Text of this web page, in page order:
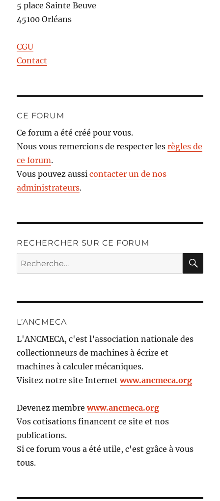
5 place Sainte Beuve
45100 Orléans
CGU
Contact
CE FORUM
Ce forum a été créé pour vous.
Nous vous remercions de respecter lesrègles de
ce forum.
Vous pouvez aussicontacter un de nos
administrateurs.
RECHERCHER SUR CE FORUM
Recherche
pour :
L’ANCMECA
L'ANCMECA, c'est l’association nationale des
collectionneurs de machines à écrire et
machines à calculer mécaniques.
Visitez notre site Internetwww.ancmeca.org
Devenez membrewww.ancmeca.org
Vos cotisations financent ce site et nos
publications.
Si ce forum vous a été utile, c'est grâce à vous
tous.